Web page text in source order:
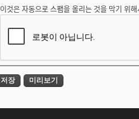
이것은 자동으로 스팸을 올리는 것을 막기 위